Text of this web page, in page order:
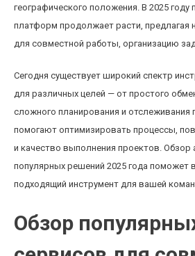
географического положения. В 2025 году
платформ продолжает расти,
для совместной работы, организацию
Сегодня существует широкий спектр
для различных целей — от простого
сложного планирования и отслеживания
помогают оптимизировать процессы,
и качество выполнения проектов. Обзор
популярных решений 2025 года поможет
подходящий инструмент для вашей
Обзор